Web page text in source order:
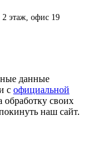
2 этаж, офис 19
данные
с официальной
обработку своих
наш сайт.